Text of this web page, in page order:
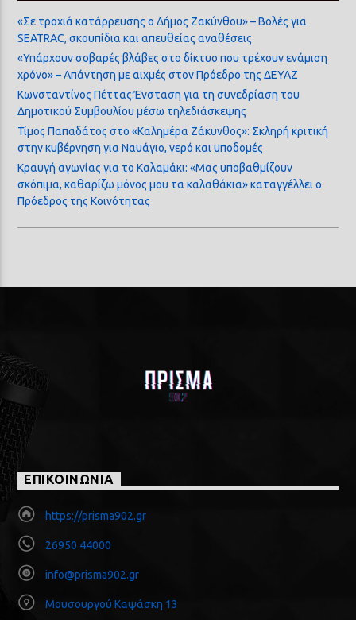
«Σε τροχιά κατάρρευσης ο Δήμος Ζακύνθου» – Βολές για
SEATRAC, σκουπίδια και απευθείας αναθέσεις
«Υπάρχουν σοβαρές βλάβες στο δίκτυο που τρέχουν ενάμιση
χρόνο» – Απάντηση με αιχμές στον Πρόεδρο της ΔΕΥΑΖ
Κωνσταντίνος Πέττας:Ένσταση για τη συνεδρίαση του
Δημοτικού Συμβουλίου μέσω τηλεδιάσκεψης
Τίμος Παπαδάτος στο «Καλημέρα Ζάκυνθος»: Σκληρή κριτική
στην κυβέρνηση για Ναυάγιο, νερό και υποδομές
Κραυγή αγωνίας για το Καλαμάκι: «Μας υποβαθμίζουν
σκόπιμα, καθαρίζω μόνος μου τα καλαθάκια» καταγγέλλει ο
Πρόεδρος της Κοινότητας
ΕΠΙΚΟΙΝΩΝΙΑ
https://prisma902.gr
26950 44000
info@prisma902.gr
Μουσουργού Καψάσκη 13